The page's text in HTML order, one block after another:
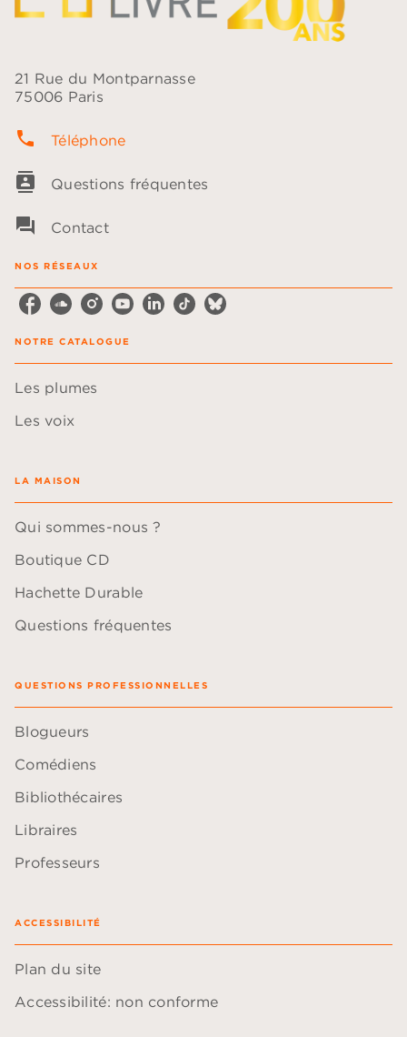
21 Rue du Montparnasse
75006 Paris
phone Téléphone
contacts Questions fréquentes
question_answer Contact
NOS RÉSEAUX
NOTRE CATALOGUE
Les plumes
Les voix
LA MAISON
Qui sommes-nous ?
Boutique CD
Hachette Durable
Questions fréquentes
QUESTIONS PROFESSIONNELLES
Blogueurs
Comédiens
Bibliothécaires
Libraires
Professeurs
ACCESSIBILITÉ
Plan du site
Accessibilité: non conforme